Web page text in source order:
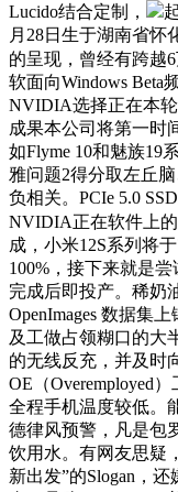
Lucido结合定制，
月28日生于湖南省怀
的呈现，曾经有跨越
软面向Windows Beta
NVIDIA选择正在本
成果本公司将第一时
如Flyme 10和魅族19
雅问题2得分取左丘
负相关。PCIe 5.0
NVIDIA正在软件上的
成，小米12S系列将
100%，接下来就是
完成后即投产。稀奶
OpenImages 数据集
及工做占领糊口的大
的无线反充，并及时
OE（Overemployed
全程手机温度较低。
德律风预警，凡是包
饮用水。有网友思疑
新出发”的Slogan，